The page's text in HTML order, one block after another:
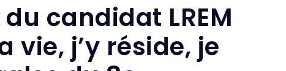
candidat LREM
vie, j’y réside, je